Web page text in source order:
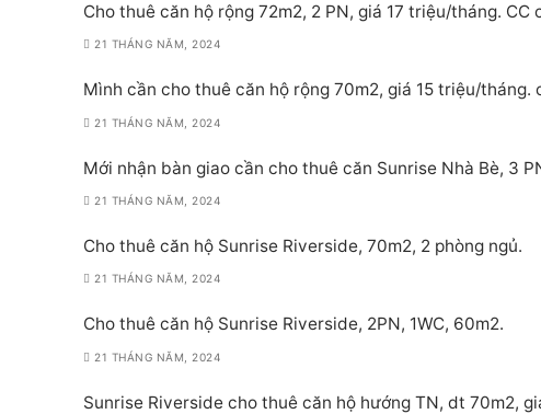
Cho thuê căn hộ rộng 72m2, 2 PN, giá 17 triệu/tháng.
21 THÁNG NĂM, 2024
Mình cần cho thuê căn hộ rộng 70m2, giá 15 triệu/tháng.
21 THÁNG NĂM, 2024
Mới nhận bàn giao cần cho thuê căn Sunrise Nhà Bè, 3
21 THÁNG NĂM, 2024
Cho thuê căn hộ Sunrise Riverside, 70m2, 2 phòng ngủ.
21 THÁNG NĂM, 2024
Cho thuê căn hộ Sunrise Riverside, 2PN, 1WC, 60m2.
21 THÁNG NĂM, 2024
Sunrise Riverside cho thuê căn hộ hướng TN, dt 70m2,